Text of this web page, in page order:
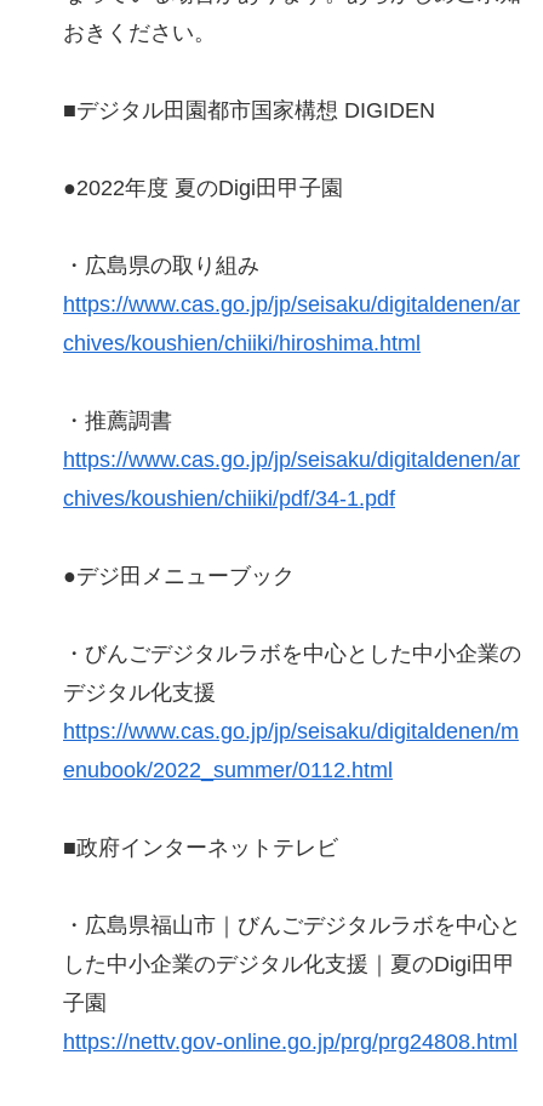
おきください。
■デジタル田園都市国家構想 DIGIDEN
●2022年度 夏のDigi田甲子園
・広島県の取り組み
https://www.cas.go.jp/jp/seisaku/digitaldenen/ar
chives/koushien/chiiki/hiroshima.html
・推薦調書
https://www.cas.go.jp/jp/seisaku/digitaldenen/ar
chives/koushien/chiiki/pdf/34-1.pdf
●デジ田メニューブック
・びんごデジタルラボを中心とした中小企業の
デジタル化支援
https://www.cas.go.jp/jp/seisaku/digitaldenen/m
enubook/2022_summer/0112.html
■政府インターネットテレビ
・広島県福山市｜びんごデジタルラボを中心と
した中小企業のデジタル化支援｜夏のDigi田甲
子園
https://nettv.gov-online.go.jp/prg/prg24808.html